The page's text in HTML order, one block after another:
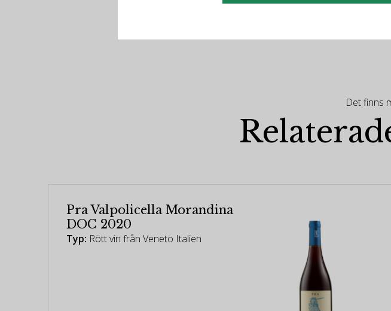
Det finns
Pra Valpolicella Morandina
DOC 2020
Typ: Rött vin från Veneto Italien